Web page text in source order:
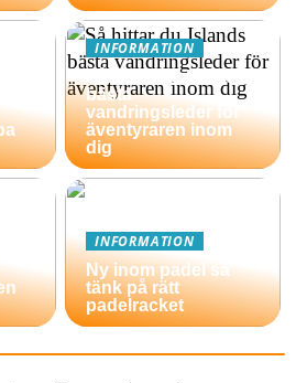
INFORMATION
Så hittar du Islands
bästa
vandringsleder för
äventyraren inom
dig
INFORMATION
Ny inom padel så
tänk på rätt
padelracket